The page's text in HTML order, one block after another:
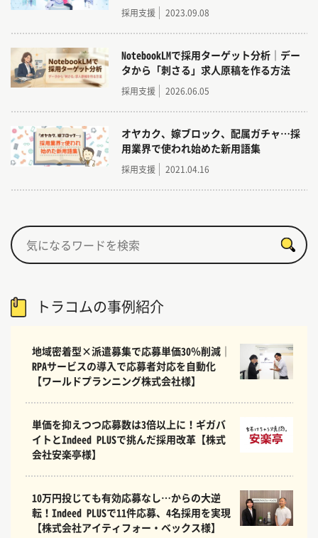
採用支援 2023.09.08
NotebookLMで採用ターゲット分析｜デー
タから「刺さる」求人原稿を作る方法
採用支援 2026.06.05
オヤカク、嫁ブロック、配属ガチャ…採
用業界で使われ始めた新用語集
採用支援 2021.04.16
トラコムの事例紹介
地域密着型×派遣募集で応募単価30％削減｜
RPAサービスの導入で応募者対応を自動化
【ワールドプランニング株式会社様】
単価を抑えつつ応募数は3倍以上に！ギガバ
イトとIndeed PLUSで挑んだ採用改革【株式
会社安楽亭様】
10万円投じても有効応募なし…からの大逆
転！Indeed PLUSで11件応募、4名採用を実現
【株式会社アイティフォー・ベックス様】